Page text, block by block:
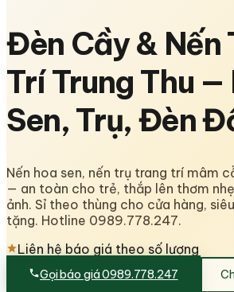
Đèn Cầy & Nến
Trí Trung Thu —
Sen, Trụ, Đèn
Nến hoa sen, nến trụ trang trí mâm
— an toàn cho trẻ, thắp lên thơm
ảnh. Sỉ theo thùng cho cửa hàng,
tặng. Hotline 0989.778.247.
Liên hệ báo giá theo số lượng
Gọi báo giá 0989.778.247